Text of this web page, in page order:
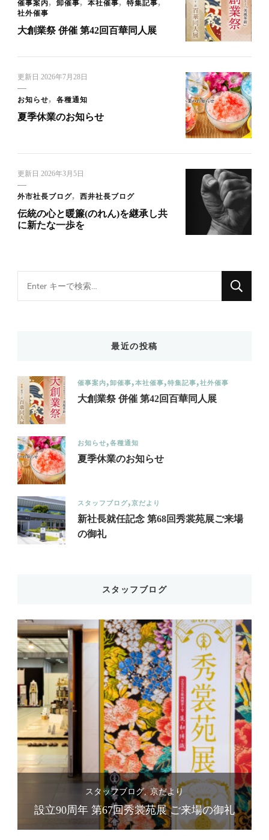
催事案内 卸催事 本社催事
特集記事
社外催事
大創業祭 併催 第42回百華同人展
更新日 2026年7月28日
お知らせ 各種通知
夏季休業のお知らせ
更新日 2026年3月5日
外市社長ブログ 西井社長ブログ
伝統の心と暖簾(のれん)を継承し共
に新たな一歩を
for
最近の投稿
催事案内 卸催事 本社催事 特集記事 社外催事
大創業祭 併催 第42回百華同人展
お知らせ 各種通知
夏季休業のお知らせ
スタッフブログ 京だより
新社長就任記念 第68回秀裳苑展ご来場
の御礼
スタッフブログ
スタッフブログ 京だより
設立90周年 第67回秀裳苑展 ご来場の御礼